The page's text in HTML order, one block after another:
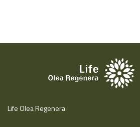
Life Olea Regenera